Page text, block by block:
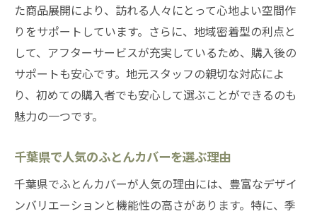
た商品展開により、訪れる人々にとって心地よい空間作
りをサポートしています。さらに、地域密着型の利点と
して、アフターサービスが充実しているため、購入後の
サポートも安心です。地元スタッフの親切な対応によ
り、初めての購入者でも安心して選ぶことができるのも
魅力の一つです。
千葉県で人気のふとんカバーを選ぶ理由
千葉県でふとんカバーが人気の理由には、豊富なデザイ
ンバリエーションと機能性の高さがあります。特に、季